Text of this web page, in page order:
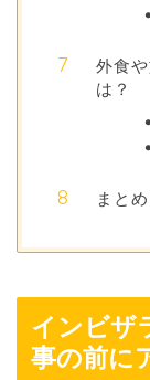
外食
は？
まとめ
インビザ
事の前に